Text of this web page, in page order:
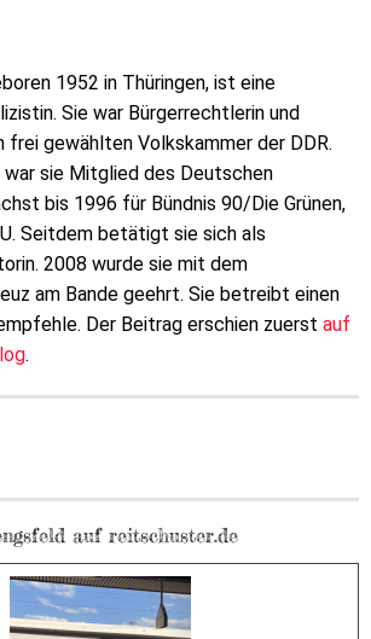
1952 in Thüringen, ist eine
Sie war Bürgerrechtlerin und
gewählten Volkskammer der DDR.
sie Mitglied des Deutschen
bis 1996 für Bündnis 90/Die Grünen,
Seitdem betätigt sie sich als
2008 wurde sie mit dem
am Bande geehrt. Sie betreibt einen
Der Beitrag erschien zuerst auf
.
auf reitschuster.de